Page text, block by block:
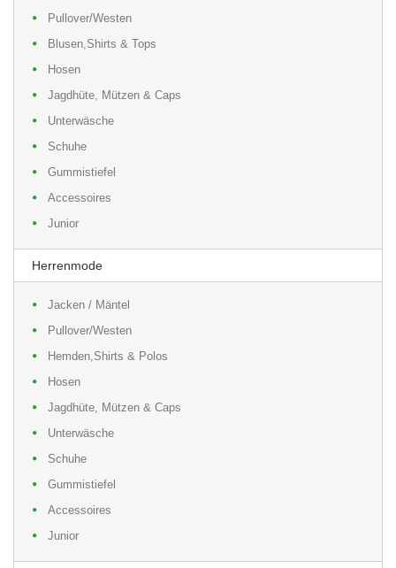
Pullover/Westen
Blusen,Shirts & Tops
Hosen
Jagdhüte, Mützen & Caps
Unterwäsche
Schuhe
Gummistiefel
Accessoires
Junior
Herrenmode
Jacken / Mäntel
Pullover/Westen
Hemden,Shirts & Polos
Hosen
Jagdhüte, Mützen & Caps
Unterwäsche
Schuhe
Gummistiefel
Accessoires
Junior